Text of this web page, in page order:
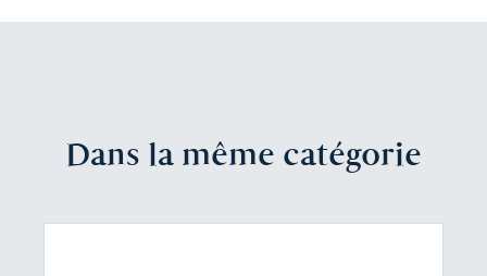
Dans la même catégorie